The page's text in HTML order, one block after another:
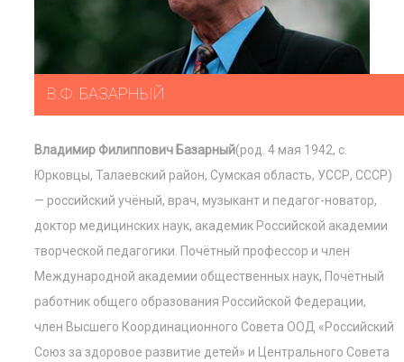
В.Ф. БАЗАРНЫЙ
Владимир Филиппович Базарный(род. 4 мая 1942, с.
Юрковцы, Талаевский район, Сумская область, УССР, СССР)
— российский учёный, врач, музыкант и педагог-новатор,
доктор медицинских наук, академик Российской академии
творческой педагогики. Почётный профессор и член
Международной академии общественных наук, Почётный
работник общего образования Российской Федерации,
член Высшего Координационного Совета ООД «Российский
Союз за здоровое развитие детей» и Центрального Совета